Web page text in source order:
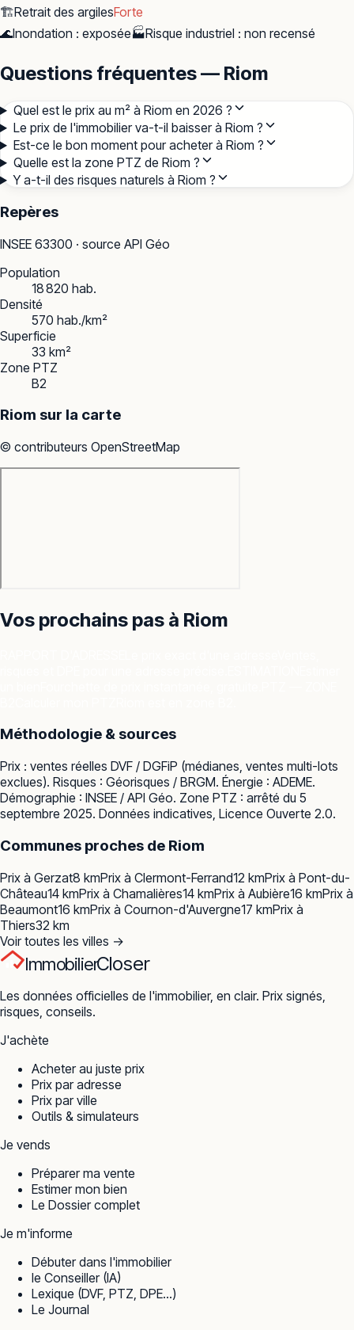
🏗️Retrait des argilesForte
🌊Inondation : exposée🏭Risque industriel : non recensé
Questions fréquentes — Riom
Quel est le prix au m² à Riom en 2026 ?
Le prix de l'immobilier va-t-il baisser à Riom ?
Est-ce le bon moment pour acheter à Riom ?
Quelle est la zone PTZ de Riom ?
Y a-t-il des risques naturels à Riom ?
Repères
INSEE 63300 · source API Géo
Population
18 820 hab.
Densité
570 hab./km²
Superficie
33 km²
Zone PTZ
B2
Riom sur la carte
© contributeurs OpenStreetMap
Vos prochains pas à Riom
Méthodologie & sources
Prix : ventes réelles DVF / DGFiP (médianes, ventes multi-lots
exclues). Risques : Géorisques / BRGM. Énergie : ADEME.
Démographie : INSEE / API Géo. Zone PTZ : arrêté du 5
septembre 2025. Données indicatives, Licence Ouverte 2.0.
Communes proches de Riom
Prix à Gerzat8 kmPrix à Clermont-Ferrand12 kmPrix à Pont-du-
Château14 kmPrix à Chamalières14 kmPrix à Aubière16 kmPrix à
Beaumont16 kmPrix à Cournon-d'Auvergne17 kmPrix à
Thiers32 km
Voir toutes les villes →
ImmobilierCloser
Les données officielles de l'immobilier, en clair. Prix signés,
risques, conseils.
J'achète
Acheter au juste prix
Prix par adresse
Prix par ville
Outils & simulateurs
Je vends
Préparer ma vente
Estimer mon bien
Le Dossier complet
Je m'informe
Débuter dans l'immobilier
le Conseiller (IA)
Lexique (DVF, PTZ, DPE…)
Le Journal